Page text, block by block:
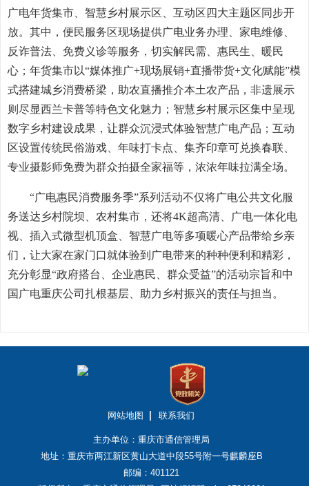
广电年货集市、智慧乡村展示区、互动区四大主题区同步开
放。其中，便民服务区现场提供广电业务办理、家电维修、
反诈普法、免费义诊等服务，切实解民需、惠民生、暖民
心；年货集市以“媒体推广+现场展销+直播带货+文化赋能”模
式搭建城乡消费桥梁，助农直播推介本土农产品，非遗展示
则尽显西兰卡普等特色文化魅力；智慧乡村展示区集中呈现
数字乡村建设成果，让群众沉浸式体验智慧广电产品；互动
区设置传统民俗游戏、年味打卡点、集齐印章可兑换春联、
专业摄影师免费为群众拍摄全家福等，浓浓年味拉满全场。
“广电惠民消费服务季”系列活动不仅将广电公共文化服
务送达乡村院坝、农村集市，还将4K超高清、广电一体化电
视、插入式微型机顶盒、智慧广电等多项暖心产品带给乡亲
们，让大家在家门口就体验到广电带来的种种便利和精彩，
充分彰显“政府搭台、企业惠民、群众受益”的活动宗旨和中
国广电重庆公司扎根基层、助力乡村振兴的责任与担当。
网站地图 联系我们
主办单位：重庆市通信管理局
地址：重庆市两江新区黄山大道中段55号附一号麒麟座B
邮编：401121